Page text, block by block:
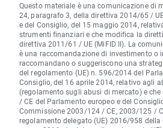
Questo materiale è una comunicazione di
24, paragrafo 3, della direttiva 2014/65 /
e del Consiglio, del 15 maggio 2014,
strumenti finanziari e che modifica la
direttiva 2011/61 / UE (MiFID II). La
è una raccomandazione di investimento o
raccomandano o suggeriscono una
del regolamento (UE) n. 596/2014 del
Consiglio, del 16 aprile 2014, relativo agli
(regolamento sugli abusi di mercato) e
/ CE del Parlamento europeo e del
Commissione 2003/124 / CE, 2003/125 /
regolamento delegato (UE) 2016/958 della